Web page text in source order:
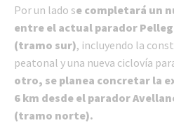
Por un lado se completará un
entre el actual parador
(tramo sur), incluyendo la
peatonal y una nueva ciclovía
otro, se planea concretar la
6 km desde el parador
(tramo norte).